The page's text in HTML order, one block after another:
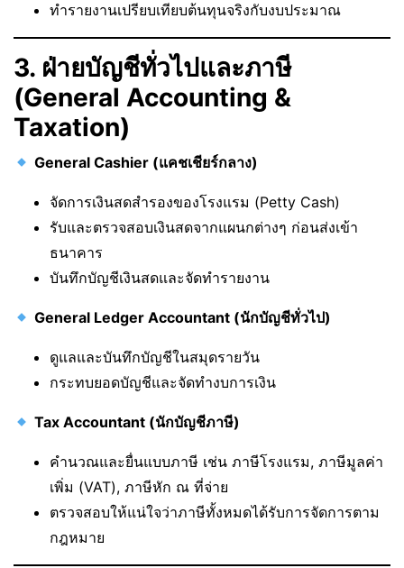
ทำรายงานเปรียบเทียบต้นทุนจริงกับงบประมาณ
3. ฝ่ายบัญชีทั่วไปและภาษี
(General Accounting &
Taxation)
General Cashier (แคชเชียร์กลาง)
จัดการเงินสดสำรองของโรงแรม (Petty Cash)
รับและตรวจสอบเงินสดจากแผนกต่างๆ ก่อนส่งเข้า
ธนาคาร
บันทึกบัญชีเงินสดและจัดทำรายงาน
General Ledger Accountant (นักบัญชีทั่วไป)
ดูแลและบันทึกบัญชีในสมุดรายวัน
กระทบยอดบัญชีและจัดทำงบการเงิน
Tax Accountant (นักบัญชีภาษี)
คำนวณและยื่นแบบภาษี เช่น ภาษีโรงแรม, ภาษีมูลค่า
เพิ่ม (VAT), ภาษีหัก ณ ที่จ่าย
ตรวจสอบให้แน่ใจว่าภาษีทั้งหมดได้รับการจัดการตาม
กฎหมาย